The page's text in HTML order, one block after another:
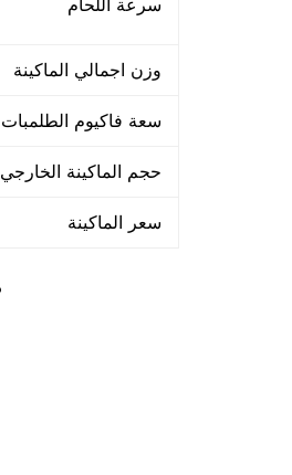
سرعة اللحام
وزن اجمالي الماكينة
سعة فاكيوم الطلمبات
حجم الماكينة الخارجي
سعر الماكينة